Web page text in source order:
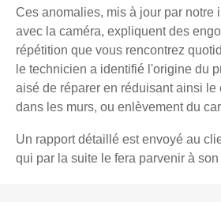
Ces anomalies, mis à jour par notre
avec la caméra, expliquent des
répétition que vous rencontrez
le technicien a identifié l'origine du
aisé de réparer en réduisant ainsi le
dans les murs, ou enlèvement du
Un rapport détaillé est envoyé au
qui par la suite le fera parvenir à